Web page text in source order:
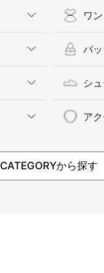
ワ
バ
シ
ア
CATEGORYから探す